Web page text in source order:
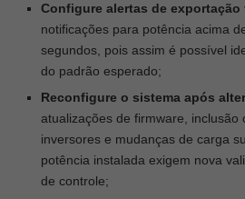
Configure alertas de exportação
notificações para potência acima
segundos, pois assim é possível
do padrão esperado;
Reconfigure o sistema após
atualizações de firmware, inclusão
inversores e mudanças de carga
potência instalada exigem nova
de controle;